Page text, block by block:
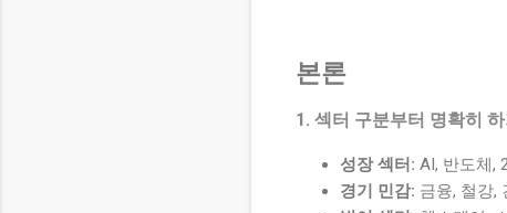
본론
1. 섹터 구분부터 명확히 하
성장 섹터: AI, 반도체,
경기 민감: 금융, 철강,